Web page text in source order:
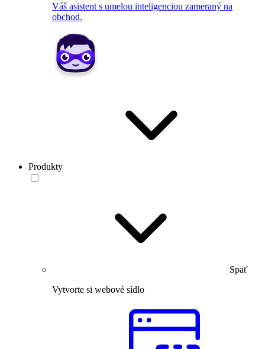
Váš asistent s umelou inteligenciou zameraný na
obchod.
Produkty
Späť
Vytvorte si webové sídlo